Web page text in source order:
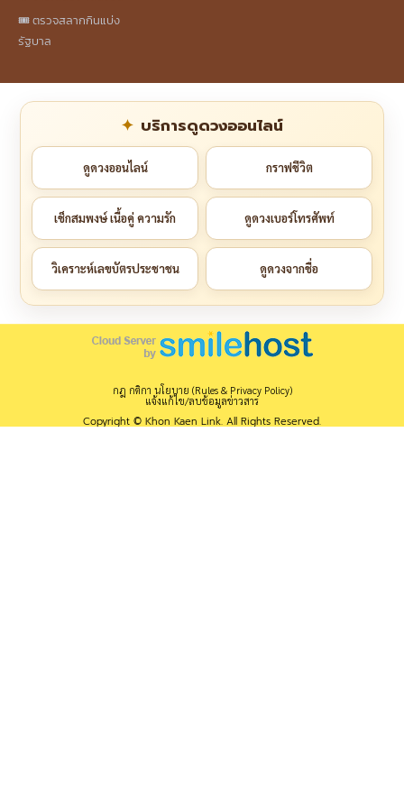
🎟️ ตรวจสลากกินแบ่ง
รัฐบาล
บริการดูดวงออนไลน์
ดูดวงออนไลน์ กราฟชีวิต
เช็กสมพงษ์ เนื้อคู่ ความรัก ดูดวงเบอร์โทรศัพท์
วิเคราะห์เลขบัตรประชาชน ดูดวงจากชื่อ
กฎ กติกา นโยบาย (Rules & Privacy Policy)
แจ้งแก้ไข/ลบข้อมูลข่าวสาร
Copyright © Khon Kaen Link. All Rights Reserved.